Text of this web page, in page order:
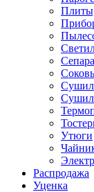
Утюги
Распродажа
Уценка